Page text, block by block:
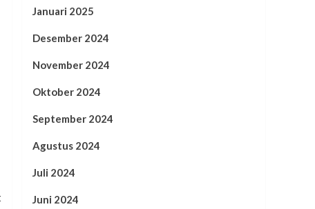
Januari 2025
Desember 2024
November 2024
Oktober 2024
September 2024
Agustus 2024
Juli 2024
Juni 2024